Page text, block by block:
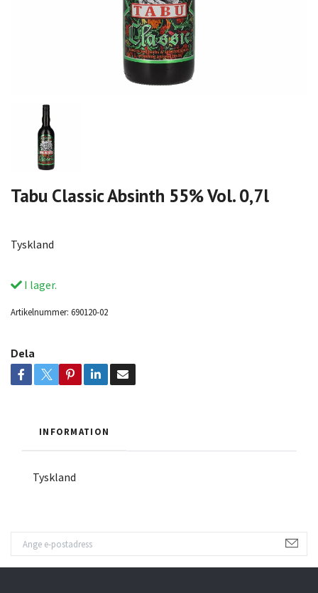
Tabu Classic Absinth 55% Vol. 0,7l
Tyskland
I lager.
Artikelnummer: 690120-02
Dela
INFORMATION
Tyskland